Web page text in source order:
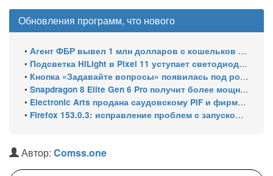
Обновления программ, что нового
• Агент ФБР вывел 1 млн долларов с кошельков своего же расследования и спросил ChatGPT, как уехать в ЕС
• Подсветка HiLight в Pixel 11 уступает светодиодам старых Nexus
• Кнопка «Задавайте вопросы» появилась под роликами YouTube
• Snapdragon 8 Elite Gen 6 Pro получит более мощный GPU — это должно оправдать его высокую цену
• Electronic Arts продана саудовскому PIF и фирме Кушнера за 55 млрд $
• Firefox 153.0.3: исправление проблем с запуском в Windows, мультимедиа и боковой панелью
Автор: Comss.one